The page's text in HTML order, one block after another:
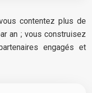
contentez plus de
an ; vous construisez
engagés et